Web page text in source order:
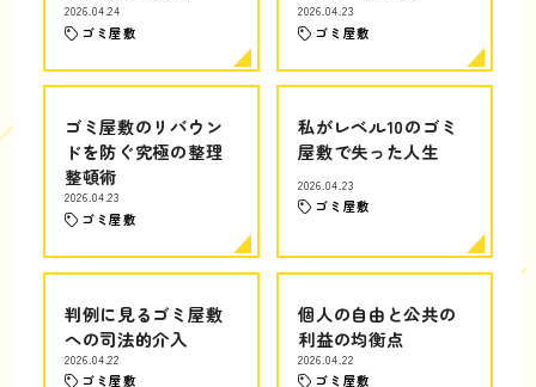
2026.04.24
ゴミ屋敷
2026.04.23
ゴミ屋敷
ゴミ屋敷のリバウン
ドを防ぐ究極の整理
整頓術
2026.04.23
ゴミ屋敷
私がレベル10のゴミ
屋敷で失った人生
2026.04.23
ゴミ屋敷
判例に見るゴミ屋敷
への司法的介入
2026.04.22
ゴミ屋敷
個人の自由と公共の
利益の均衡点
2026.04.22
ゴミ屋敷